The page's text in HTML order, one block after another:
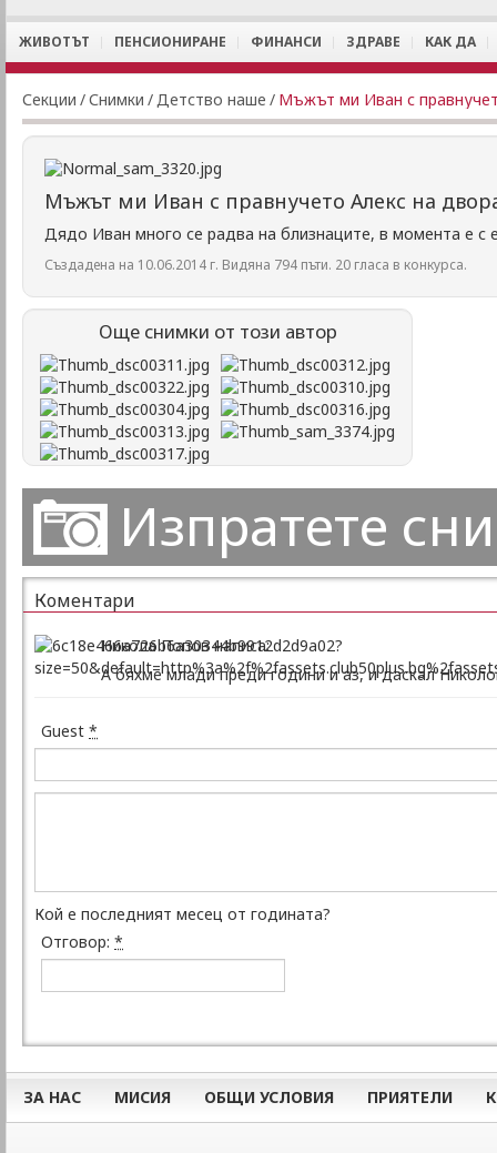
ЖИВОТЪТ ПЕНСИОНИРАНЕ ФИНАНСИ ЗДРАВЕ КАК ДА
Секции /Снимки /Детство наше / Мъжът ми Иван с
Мъжът ми Иван с правнучето Алекс на
Дядо Иван много се радва на близнаците, в момента е с
Създадена на 10.06.2014 г. Видяна 794 пъти. 20 гласа в конкурса.
Още снимки от този автор
Изпратете
Коментари
Никола Попов написа:
А бяхме млади преди години и аз, и даскал
Guest *
Кой е последният месец от годината?
Отговор: *
ЗА НАС МИСИЯ ОБЩИ УСЛОВИЯ ПРИЯТЕЛИ